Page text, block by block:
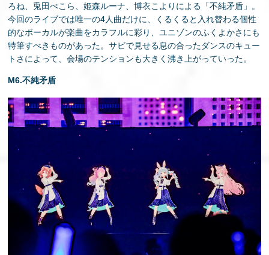
ろね、兎田ぺこら、姫森ルーナ、博衣こよりによる「不純矛盾」。
今回のライブでは唯一の4人曲だけに、くるくると入れ替わる個性
的なボーカルが楽曲をカラフルに彩り、ユニゾンのふくよかさにも
特筆すべきものがあった。サビで見せる息の合ったダンスのキュー
トさによって、会場のテンションも大きく沸き上がっていった。
M6.不純矛盾